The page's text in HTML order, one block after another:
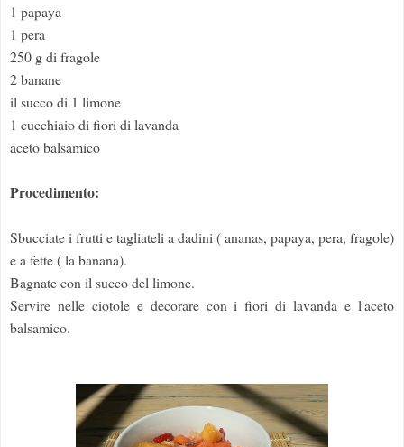
1 papaya
1 pera
250 g di fragole
2 banane
il succo di 1 limone
1 cucchiaio di fiori di lavanda
aceto balsamico
Procedimento:
Sbucciate i frutti e tagliateli a dadini ( ananas, papaya, pera, fragole)
e a fette ( la banana).
Bagnate con il succo del limone.
Servire nelle ciotole e decorare con i fiori di lavanda e l'aceto
balsamico.